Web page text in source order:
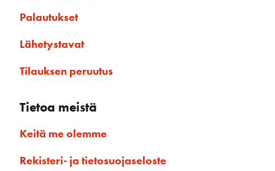
Palautukset
Lähetystavat
Tilauksen peruutus
Tietoa meistä
Keitä me olemme
Rekisteri- ja tietosuojaseloste